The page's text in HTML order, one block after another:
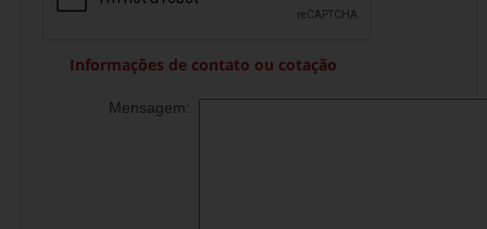
Informações de contato ou cotação
Mensagem: